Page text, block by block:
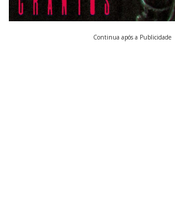
Continua após a Publicidade